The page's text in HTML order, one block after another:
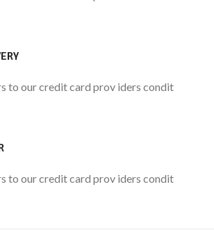
to our credit card prov iders condit.
to our credit card prov iders condit.